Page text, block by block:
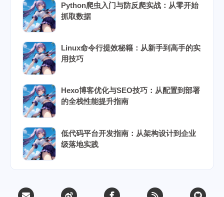
Python爬虫入门与防反爬实战：从零开始
抓取数据
Linux命令行提效秘籍：从新手到高手的实
用技巧
Hexo博客优化与SEO技巧：从配置到部署
的全栈性能提升指南
低代码平台开发指南：从架构设计到企业
级落地实践